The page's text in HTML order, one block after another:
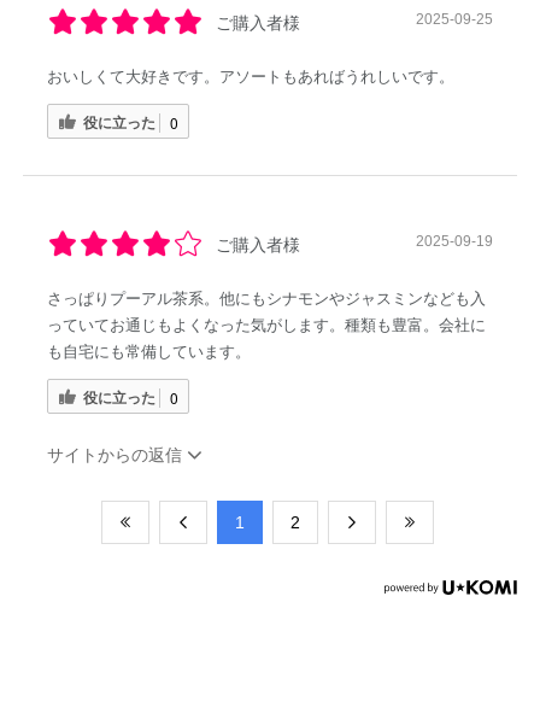
ご購入者様 2025-09-25
おいしくて大好きです。アソートもあればうれしいです。
役に立った 0
ご購入者様 2025-09-19
さっぱりプーアル茶系。他にもシナモンやジャスミンなども入
っていてお通じもよくなった気がします。種類も豊富。会社に
も自宅にも常備しています。
役に立った 0
サイトからの返信
​1 ​2